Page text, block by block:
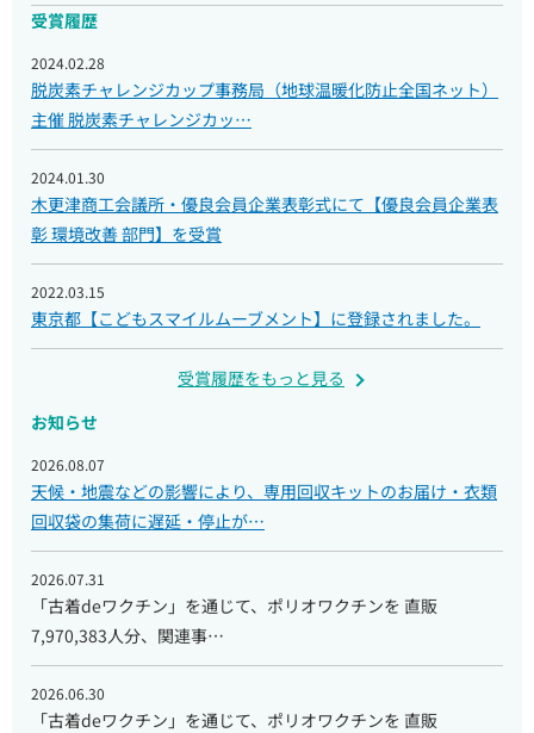
受賞履歴
2024.02.28
脱炭素チャレンジカップ事務局（地球温暖化防止全国ネット）
主催 脱炭素チャレンジカッ…
2024.01.30
木更津商工会議所・優良会員企業表彰式にて【優良会員企業表
彰 環境改善 部門】を受賞
2022.03.15
東京都【こどもスマイルムーブメント】に登録されました。
受賞履歴をもっと見る
お知らせ
2026.08.07
天候・地震などの影響により、専用回収キットのお届け・衣類
回収袋の集荷に遅延・停止が…
2026.07.31
「古着deワクチン」を通じて、ポリオワクチンを 直販
7,970,383人分、関連事…
2026.06.30
「古着deワクチン」を通じて、ポリオワクチンを 直販